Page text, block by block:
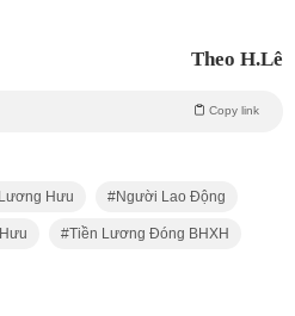
Theo H.Lê
Copy link
Hưu Người Lao Động
Tiền Lương Đóng BHXH